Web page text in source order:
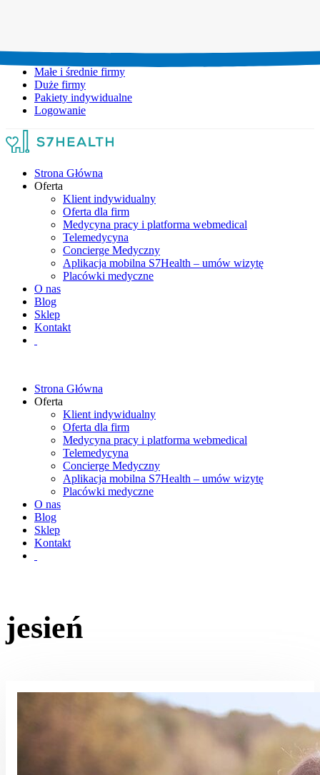
Małe i średnie firmy
Duże firmy
Pakiety indywidualne
Logowanie
Strona Główna
Oferta
Klient indywidualny
Oferta dla firm
Medycyna pracy i platforma webmedical
Telemedycyna
Concierge Medyczny
Aplikacja mobilna S7Health – umów wizytę
Placówki medyczne
O nas
Blog
Sklep
Kontakt
Strona Główna
Oferta
Klient indywidualny
Oferta dla firm
Medycyna pracy i platforma webmedical
Telemedycyna
Concierge Medyczny
Aplikacja mobilna S7Health – umów wizytę
Placówki medyczne
O nas
Blog
Sklep
Kontakt
jesień